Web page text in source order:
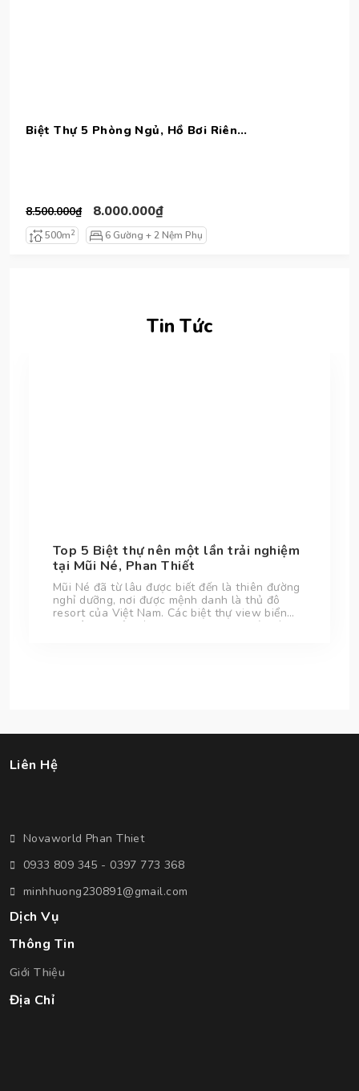
Biệt Thự 5 Phòng Ngủ, Hồ Bơi Riêng, Sát Biển
8.500.000₫ 8.000.000₫
500m2 6 Gường + 2 Nệm Phụ
Tin Tức
Top 5 Biệt thự nên một lần trải nghiệm
tại Mũi Né, Phan Thiết
Mũi Né đã từ lâu được biết đến là thiên đường
nghỉ dưỡng, nơi được mệnh danh là thủ đô
resort của Việt Nam. Các biệt thự view biển
nơi đây đã trở thành sự lựa chọn tin cậy và
Liên Hệ
Novaworld Phan Thiet
0933 809 345 - 0397 773 368
minhhuong230891@gmail.com
Thông Tin
Giới Thiệu
Địa Chỉ
Dịch Vụ